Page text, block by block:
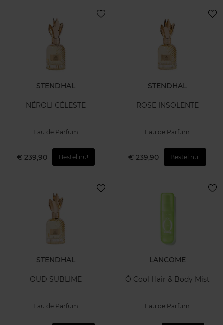
STENDHAL
NÉROLI CÉLESTE
Eau de Parfum
€ 239,90 Bestel nu!
STENDHAL
ROSE INSOLENTE
Eau de Parfum
€ 239,90 Bestel nu!
STENDHAL
OUD SUBLIME
Eau de Parfum
LANCOME
Ô Cool Hair & Body Mist
Eau de Parfum